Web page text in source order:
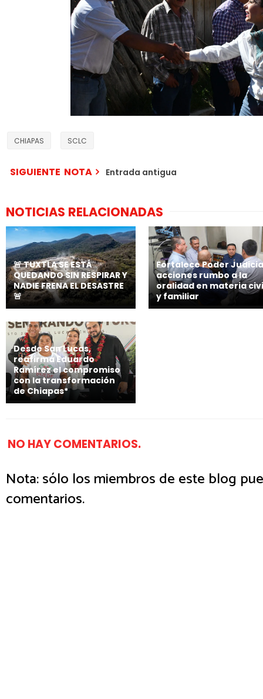
CHIAPAS SCLC
SIGUIENTE NOTA Entrada antigua
NOTICIAS RELACIONADAS
🚨 TUXTLA SE ESTÁ
QUEDANDO SIN RESPIRAR Y
NADIE FRENA EL DESASTRE
🚨
Fortalece Poder
acciones rumbo a la
oralidad en materia
y familiar
Desde San Lucas,
reafirma Eduardo
Ramírez el compromiso
con la transformación
de Chiapas*
NO HAY COMENTARIOS.
Nota: sólo los miembros de este blog
comentarios.